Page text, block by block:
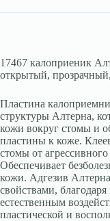
17467 калоприеник
открытый,
Пластина
структуры Алтерна,
кожи вокруг стомы и
пластины к коже.
стомы от
Обеспечивает
кожи. Адгезив
свойствами,
естественным
пластической и